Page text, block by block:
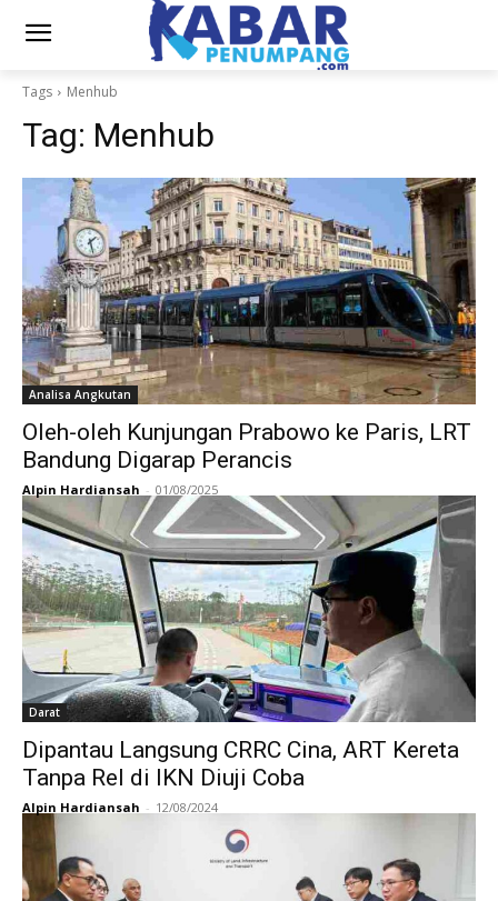
Tags Menhub
Tag: Menhub
Analisa Angkutan
Oleh-oleh Kunjungan Prabowo ke Paris, LRT
Bandung Digarap Perancis
Alpin Hardiansah - 01/08/2025
Darat
Dipantau Langsung CRRC Cina, ART Kereta
Tanpa Rel di IKN Diuji Coba
Alpin Hardiansah - 12/08/2024